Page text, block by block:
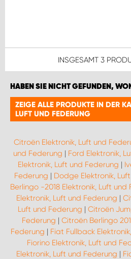
INSGESAMT 3
HABEN SIE NICHT GEFUNDEN,
ZEIGE ALLE PRODUKTE IN DER
LUFT UND FEDERUNG
Citroën Elektronik, Luft und
und Federung | Ford Elektronik,
Elektronik, Luft und Federung |
Federung | Dodge Elektronik,
Berlingo -2018 Elektronik, Luft und
Elektronik, Luft und Federung |
Luft und Federung | Citroën
Federung | Citroën Berlingo
Federung | Fiat Fullback
Fiorino Elektronik, Luft und
Elektronik, Luft und Federung |